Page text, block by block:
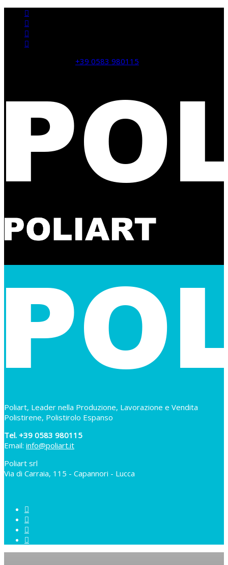
+39 0583 980115
Poliart, Leader nella Produzione, Lavorazione e Vendita
Polistirene, Polistirolo Espanso
Tel. +39 0583 980115
Email: info@poliart.it
Poliart srl
Via di Carraia, 115 - Capannori - Lucca